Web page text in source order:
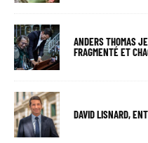
ANDERS THOMAS
FRAGMENTÉ ET
DAVID LISNARD,